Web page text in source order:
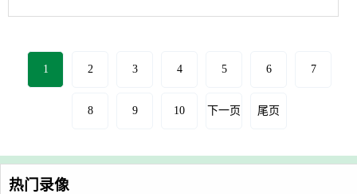
1 2 3 4 5 6 7
8 9 10 下一页 尾页
热门录像